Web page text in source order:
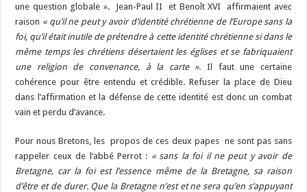
une question globale ». Jean-Paul II et Benoît XVI affirmaient avec
raison « qu’il ne peut y avoir d’identité chrétienne de l’Europe sans la
foi, qu’il était inutile de prétendre à cette identité chrétienne si dans le
même temps les chrétiens désertaient les églises et se fabriquaient
une religion de convenance, à la carte ». Il faut une certaine
cohérence pour être entendu et crédible. Refuser la place de Dieu
dans l’affirmation et la défense de cette identité est donc un combat
vain et perdu d’avance.
Pour nous Bretons, les propos de ces deux papes ne sont pas sans
rappeler ceux de l’abbé Perrot : « sans la foi il ne peut y avoir de
Bretagne, car la foi est l’essence même de la Bretagne, sa raison
d’être et de durer. Que la Bretagne n’est et ne sera qu’en s’appuyant